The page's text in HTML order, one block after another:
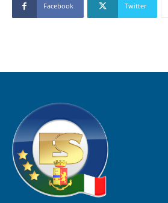
Facebook Twitter